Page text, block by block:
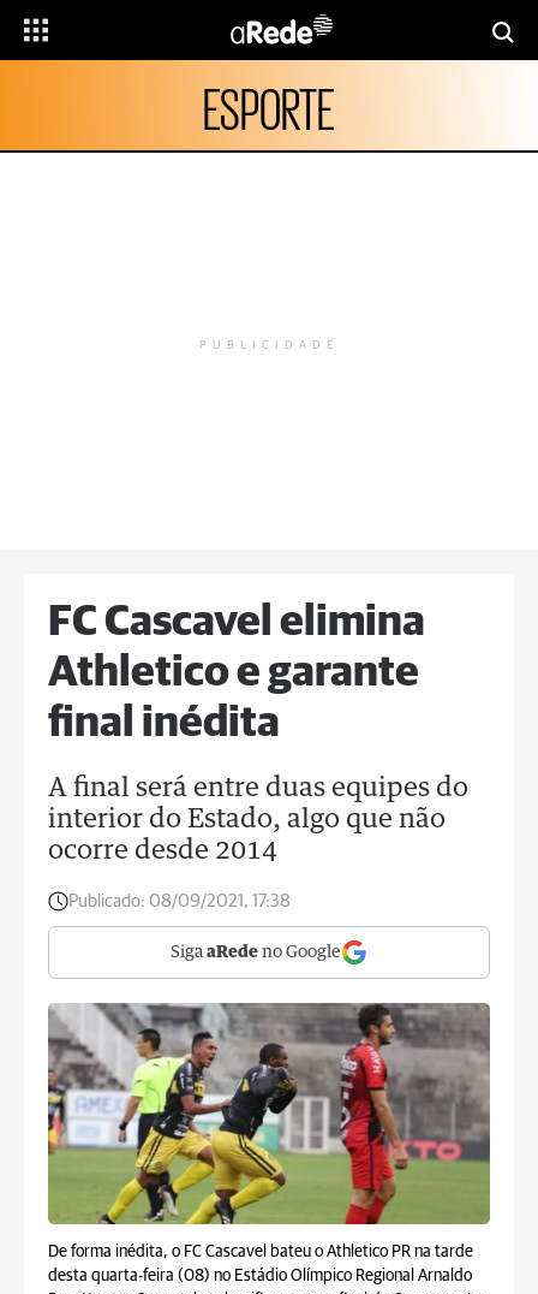
ESPORTE
PUBLICIDADE
FC Cascavel elimina
Athletico e garante
final inédita
A final será entre duas equipes do
interior do Estado, algo que não
ocorre desde 2014
Publicado: 08/09/2021, 17:38
Siga aRede no Google
De forma inédita, o FC Cascavel bateu o Athletico PR na tarde
desta quarta-feira (08) no Estádio Olímpico Regional Arnaldo